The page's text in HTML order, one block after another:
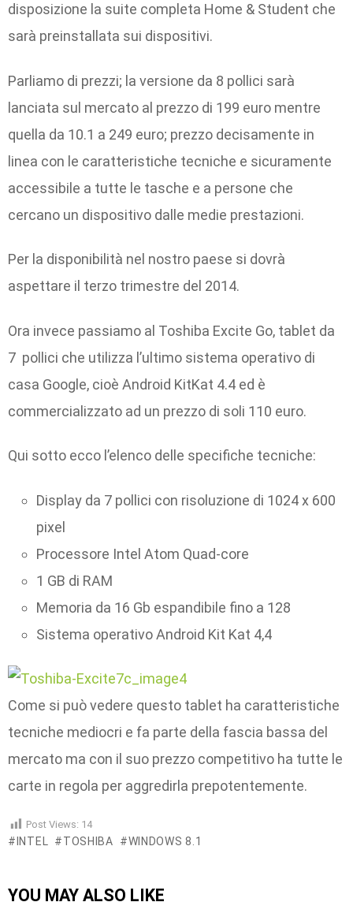
disposizione la suite completa Home & Student che
sarà preinstallata sui dispositivi.
Parliamo di prezzi; la versione da 8 pollici sarà
lanciata sul mercato al prezzo di 199 euro mentre
quella da 10.1 a 249 euro; prezzo decisamente in
linea con le caratteristiche tecniche e sicuramente
accessibile a tutte le tasche e a persone che
cercano un dispositivo dalle medie prestazioni.
Per la disponibilità nel nostro paese si dovrà
aspettare il terzo trimestre del 2014.
Ora invece passiamo al Toshiba Excite Go, tablet da
7 pollici che utilizza l’ultimo sistema operativo di
casa Google, cioè Android KitKat 4.4 ed è
commercializzato ad un prezzo di soli 110 euro.
Qui sotto ecco l’elenco delle specifiche tecniche:
Display da 7 pollici con risoluzione di 1024 x 600
pixel
Processore Intel Atom Quad-core
1 GB di RAM
Memoria da 16 Gb espandibile fino a 128
Sistema operativo Android Kit Kat 4,4
Come si può vedere questo tablet ha caratteristiche
tecniche mediocri e fa parte della fascia bassa del
mercato ma con il suo prezzo competitivo ha tutte le
carte in regola per aggredirla prepotentemente.
Post Views: 14
INTEL TOSHIBA WINDOWS 8.1
YOU MAY ALSO LIKE